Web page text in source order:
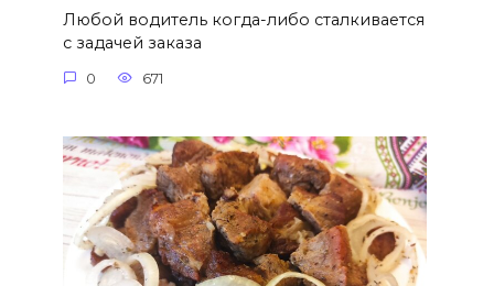
Любой водитель когда-либо сталкивается
с задачей заказа
0 671